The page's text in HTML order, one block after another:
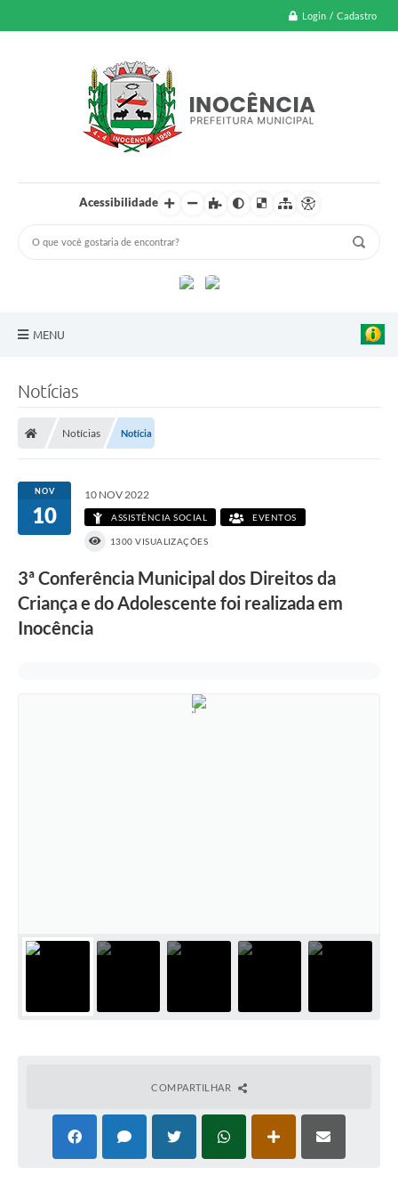
Login / Cadastro
Acessibilidade
MENU
Transparência Pública
Notícias
Legislação
Renuncia de Receita
Galeria de Fotos
Perguntas e respostas frequentes
Notícias
Notícias Notícia
NOV
10
10 NOV 2022
ASSISTÊNCIA SOCIAL EVENTOS
1300 VISUALIZAÇÕES
3ª Conferência Municipal dos Direitos da
Criança e do Adolescente foi realizada em
Inocência
COMPARTILHAR